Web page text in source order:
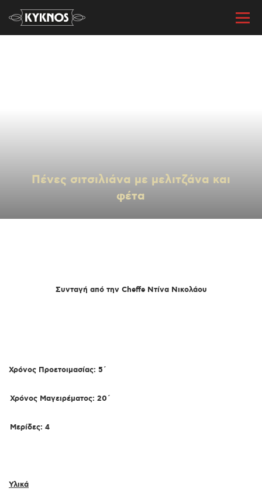
Πένες σιτσιλιάνα με μελιτζάνα και
φέτα
Συνταγή από την Cheffe Ντίνα Νικολάου
Χρόνος Προετοιμασίας: 5´
Χρόνος Μαγειρέματος: 20´
Μερίδες: 4
Υλικά